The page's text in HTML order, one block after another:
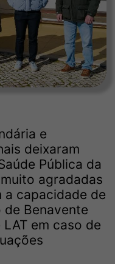
e
deixaram
Pública da
agradadas
a capacidade de
Benavente
em caso de